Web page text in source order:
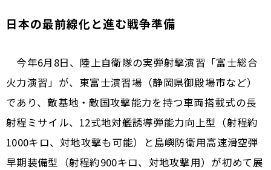
日本の最前線化と進む戦争準備
今年6月8日、陸上自衛隊の実弾射撃演習「富士総合
火力演習」が、東富士演習場（静岡県御殿場市など）
であり、敵基地・敵国攻撃能力を持つ車両搭載式の長
射程ミサイル、12式地対艦誘導弾能力向上型（射程約
1000キロ、対地攻撃も可能）と島嶼防衛用高速滑空弾
早期装備型（射程約900キロ、対地攻撃用）が初めて展